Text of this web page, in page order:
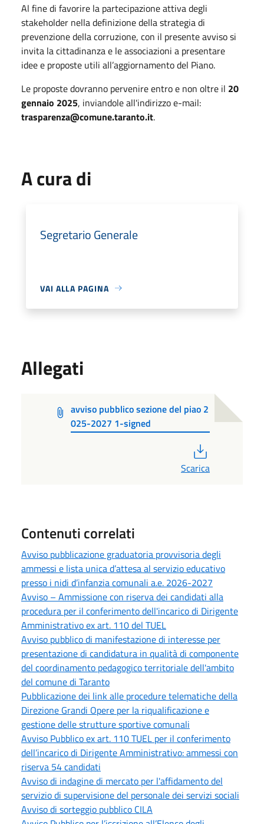
Al fine di favorire la partecipazione attiva degli
stakeholder nella definizione della strategia di
prevenzione della corruzione, con il presente avviso si
invita la cittadinanza e le associazioni a presentare
idee e proposte utili all’aggiornamento del Piano.
Le proposte dovranno pervenire entro e non oltre il 20
gennaio 2025, inviandole all'indirizzo e-mail:
trasparenza@comune.taranto.it.
A cura di
Segretario Generale
VAI ALLA PAGINA
Allegati
avviso pubblico sezione del piao 2
025-2027 1-signed
Scarica
Contenuti correlati
Avviso pubblicazione graduatoria provvisoria degli
ammessi e lista unica d’attesa al servizio educativo
presso i nidi d’infanzia comunali a.e. 2026-2027
Avviso – Ammissione con riserva dei candidati alla
procedura per il conferimento dell'incarico di Dirigente
Amministrativo ex art. 110 del TUEL
Avviso pubblico di manifestazione di interesse per
presentazione di candidatura in qualità di componente
del coordinamento pedagogico territoriale dell'ambito
del comune di Taranto
Pubblicazione dei link alle procedure telematiche della
Direzione Grandi Opere per la riqualificazione e
gestione delle strutture sportive comunali
Avviso Pubblico ex art. 110 TUEL per il conferimento
dell’incarico di Dirigente Amministrativo: ammessi con
riserva 54 candidati
Avviso di indagine di mercato per l'affidamento del
servizio di supervisione del personale dei servizi sociali
Avviso di sorteggio pubblico CILA